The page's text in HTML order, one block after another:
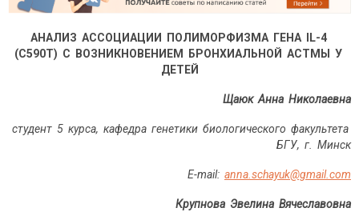
АНАЛИЗ АССОЦИАЦИИ ПОЛИМОРФИЗМА ГЕНА IL-4
(C590T) С ВОЗНИКНОВЕНИЕМ БРОНХИАЛЬНОЙ АСТМЫ У
ДЕТЕЙ
Щаюк Анна Николаевна
студент 5 курса, кафедра генетики биологического факультета
БГУ, г. Минск
E-mail: anna.schayuk@gmail.com
Крупнова Эвелина Вячеславовна